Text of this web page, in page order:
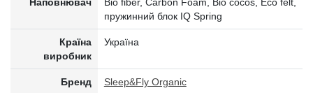
пружинний блок IQ Spring
Країна
виробник
Україна
Бренд Sleep&Fly Organic